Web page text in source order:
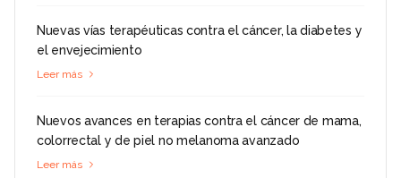
Nuevas vías terapéuticas contra el cáncer, la diabetes y
el envejecimiento
Leer más
Nuevos avances en terapias contra el cáncer de mama,
colorrectal y de piel no melanoma avanzado
Leer más